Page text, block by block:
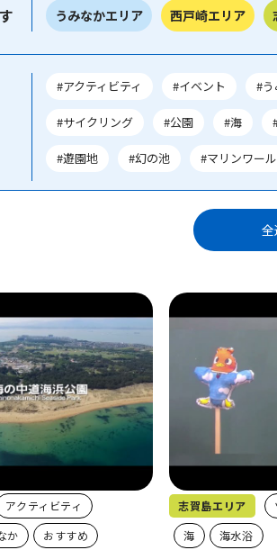
うみなかエリア 西戸崎エリア
#アクティビティ #イベント #
#サイクリング #公園 #海
#遊園地 #幻の池 #マリンワー
アクティビティ
か
おすすめ
志賀島エリア
海
海水浴